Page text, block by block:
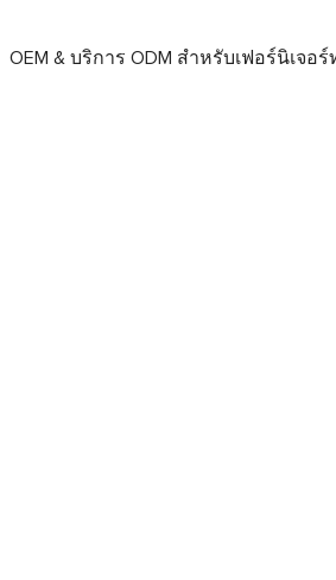
OEM & บริการ ODM สำหรับเฟอร์นิเ